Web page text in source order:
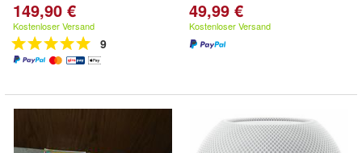
149,90 €
Kostenloser Versand
9
49,99 €
Kostenloser Versand